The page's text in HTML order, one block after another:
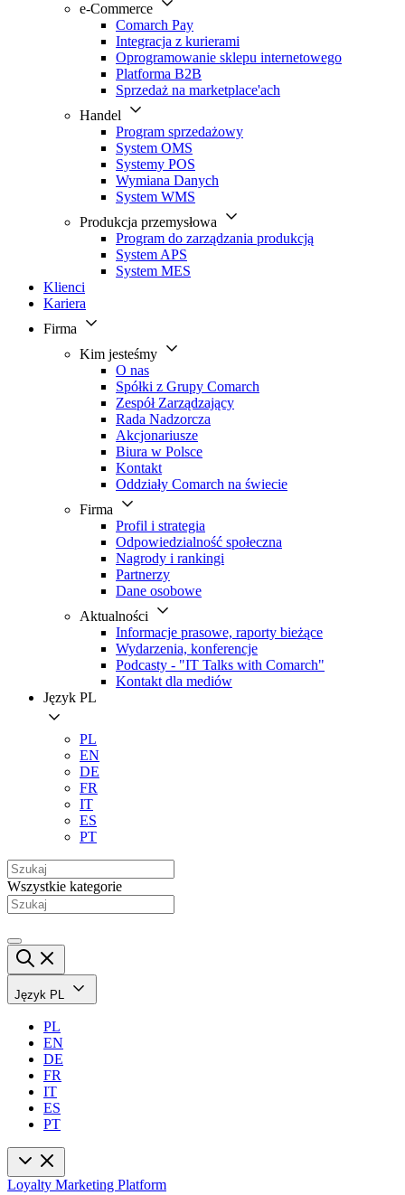
e-Commerce
Comarch Pay
Integracja z kurierami
Oprogramowanie sklepu internetowego
Platforma B2B
Sprzedaż na marketplace'ach
Handel
Program sprzedażowy
System OMS
Systemy POS
Wymiana Danych
System WMS
Produkcja przemysłowa
Program do zarządzania produkcją
System APS
System MES
Klienci
Kariera
Firma
Kim jesteśmy
O nas
Spółki z Grupy Comarch
Zespół Zarządzający
Rada Nadzorcza
Akcjonariusze
Biura w Polsce
Kontakt
Oddziały Comarch na świecie
Firma
Profil i strategia
Odpowiedzialność społeczna
Nagrody i rankingi
Partnerzy
Dane osobowe
Aktualności
Informacje prasowe, raporty bieżące
Wydarzenia, konferencje
Podcasty - "IT Talks with Comarch"
Kontakt dla mediów
Język PL
PL
EN
DE
FR
IT
ES
PT
Wszystkie kategorie
Język PL
PL
EN
DE
FR
IT
ES
PT
Loyalty Marketing Platform